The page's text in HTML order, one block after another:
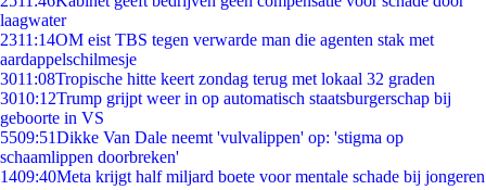
laagwater
2311:14OM eist TBS tegen verwarde man die agenten stak met
aardappelschilmesje
3011:08Tropische hitte keert zondag terug met lokaal 32 graden
3010:12Trump grijpt weer in op automatisch staatsburgerschap bij
geboorte in VS
5509:51Dikke Van Dale neemt 'vulvalippen' op: 'stigma op
schaamlippen doorbreken'
1409:40Meta krijgt half miljard boete voor mentale schade bij jongeren